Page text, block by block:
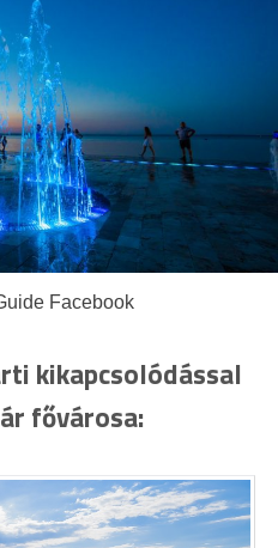
Facebook
kikapcsolódással
fővárosa: